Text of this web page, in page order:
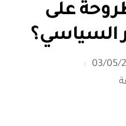
على
السياسي؟
03/05/